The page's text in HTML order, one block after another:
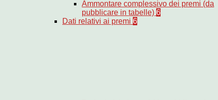
Ammontare complessivo dei premi (da
pubblicare in tabelle) 6
Dati relativi ai premi 6